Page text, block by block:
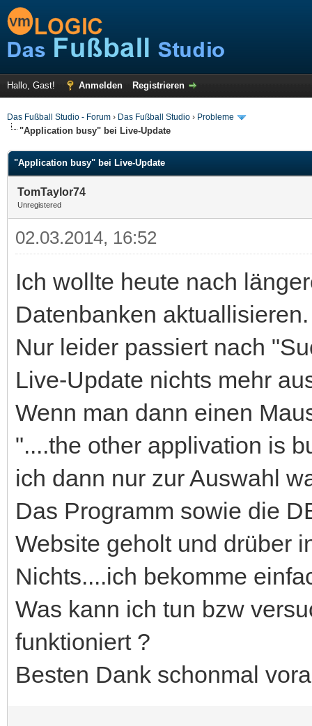
Hallo, Gast! Anmelden Registrieren
Das Fußball Studio - Forum › Das Fußball Studio › Probleme
"Application busy" bei Live-Update
"Application busy" bei Live-Update
TomTaylor74
Unregistered
02.03.2014, 16:52
Ich wollte heute nach
Datenbanken aktuallisieren.
Nur leider passiert nach
Live-Update nichts mehr
Wenn man dann einen
"....the other applivation is
ich dann nur zur Auswahl
Das Programm sowie die
Website geholt und drüber
Nichts....ich bekomme
Was kann ich tun bzw
funktioniert ?
Besten Dank schonmal